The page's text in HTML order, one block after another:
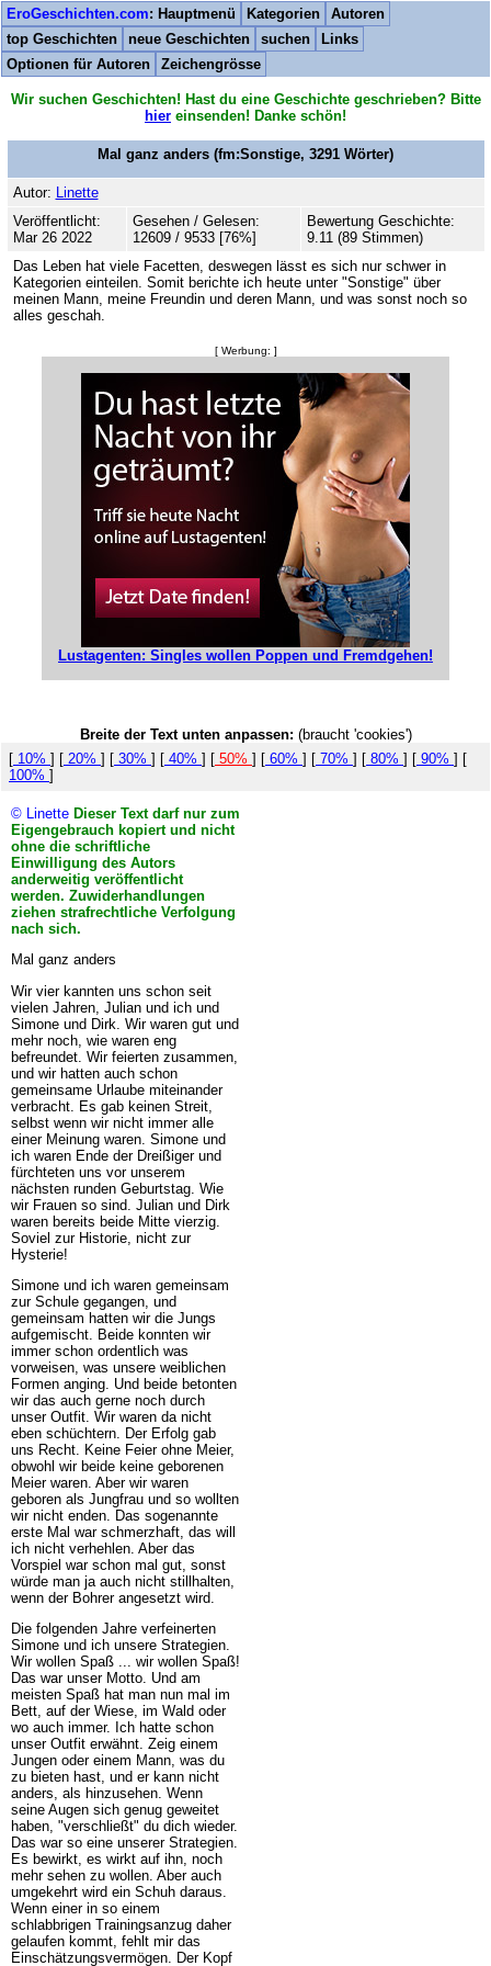
EroGeschichten.com: Hauptmenü Kategorien
Autoren
top Geschichten
neue Geschichten suchen
Links
Optionen für Autoren
Zeichengrösse
Wir suchen Geschichten! Hast du eine Geschichte geschrieben? Bitte
hier einsenden! Danke schön!
Mal ganz anders (fm:Sonstige, 3291 Wörter)
Autor: Linette
Veröffentlicht:
Mar 26 2022
Gesehen / Gelesen:
12609 / 9533 [76%]
Bewertung Geschichte:
9.11 (89 Stimmen)
Das Leben hat viele Facetten, deswegen lässt es sich nur schwer in
Kategorien einteilen. Somit berichte ich heute unter "Sonstige" über
meinen Mann, meine Freundin und deren Mann, und was sonst noch so
alles geschah.
[ Werbung: ]
Lustagenten: Singles wollen Poppen und Fremdgehen!
Breite der Text unten anpassen: (braucht 'cookies')
[ 10% ] [ 20% ] [ 30% ] [ 40% ] [ 50% ] [ 60% ] [ 70% ] [ 80% ] [ 90% ] [
100% ]
© Linette Dieser Text darf nur zum
Eigengebrauch kopiert und nicht
ohne die schriftliche
Einwilligung des Autors
anderweitig veröffentlicht
werden. Zuwiderhandlungen
ziehen strafrechtliche Verfolgung
nach sich.
Mal ganz anders
Wir vier kannten uns schon seit
vielen Jahren, Julian und ich und
Simone und Dirk. Wir waren gut und
mehr noch, wie waren eng
befreundet. Wir feierten zusammen,
und wir hatten auch schon
gemeinsame Urlaube miteinander
verbracht. Es gab keinen Streit,
selbst wenn wir nicht immer alle
einer Meinung waren. Simone und
ich waren Ende der Dreißiger und
fürchteten uns vor unserem
nächsten runden Geburtstag. Wie
wir Frauen so sind. Julian und Dirk
waren bereits beide Mitte vierzig.
Soviel zur Historie, nicht zur
Hysterie!
Simone und ich waren gemeinsam
zur Schule gegangen, und
gemeinsam hatten wir die Jungs
aufgemischt. Beide konnten wir
immer schon ordentlich was
vorweisen, was unsere weiblichen
Formen anging. Und beide betonten
wir das auch gerne noch durch
unser Outfit. Wir waren da nicht
eben schüchtern. Der Erfolg gab
uns Recht. Keine Feier ohne Meier,
obwohl wir beide keine geborenen
Meier waren. Aber wir waren
geboren als Jungfrau und so wollten
wir nicht enden. Das sogenannte
erste Mal war schmerzhaft, das will
ich nicht verhehlen. Aber das
Vorspiel war schon mal gut, sonst
würde man ja auch nicht stillhalten,
wenn der Bohrer angesetzt wird.
Die folgenden Jahre verfeinerten
Simone und ich unsere Strategien.
Wir wollen Spaß ... wir wollen Spaß!
Das war unser Motto. Und am
meisten Spaß hat man nun mal im
Bett, auf der Wiese, im Wald oder
wo auch immer. Ich hatte schon
unser Outfit erwähnt. Zeig einem
Jungen oder einem Mann, was du
zu bieten hast, und er kann nicht
anders, als hinzusehen. Wenn
seine Augen sich genug geweitet
haben, "verschließt" du dich wieder.
Das war so eine unserer Strategien.
Es bewirkt, es wirkt auf ihn, noch
mehr sehen zu wollen. Aber auch
umgekehrt wird ein Schuh daraus.
Wenn einer in so einem
schlabbrigen Trainingsanzug daher
gelaufen kommt, fehlt mir das
Einschätzungsvermögen. Der Kopf